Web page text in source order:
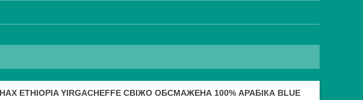
ETHIOPIA YIRGACHEFFE СВІЖО ОБСМАЖЕНА 100% АРАБІКА BLUE